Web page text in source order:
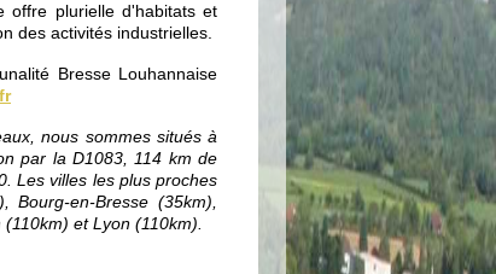
offre plurielle d'habitats et
des activités industrielles.
Bresse Louhannaise
nous sommes situés à
par la D1083, 114 km de
Les villes les plus proches
Bourg-en-Bresse (35km),
et Lyon (110km).